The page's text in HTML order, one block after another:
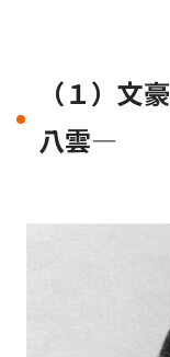
（１）文
八雲―